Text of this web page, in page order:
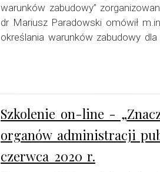
warunków zabudowy”
dr Mariusz Paradowski omówił
określania warunków zabudowy
Szkolenie on-line -
organów administracji
czerwca 2020 r.